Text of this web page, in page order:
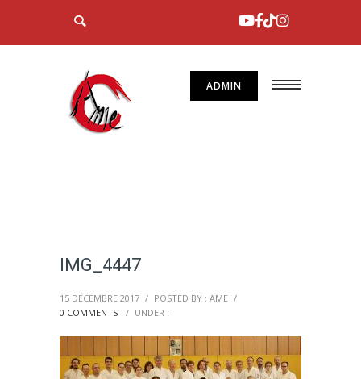
ADMIN
IMG_4447
15 DÉCEMBRE 2017 / POSTED BY : AME /
0 COMMENTS
/ UNDER :